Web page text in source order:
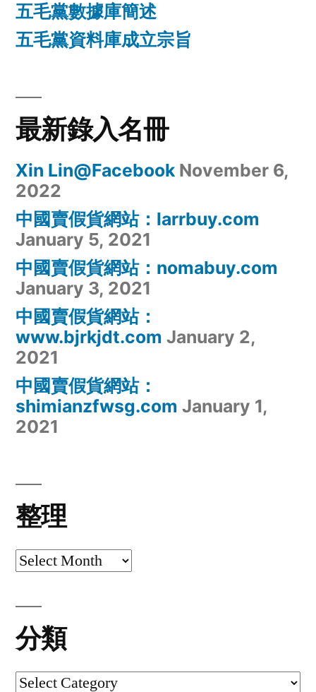
五毛黨數據庫簡述
五毛黨資料庫成立宗旨
最新錄入名冊
Xin Lin@Facebook November 6,
2022
中國賣假貨網站：larrbuy.com
January 5, 2021
中國賣假貨網站：nomabuy.com
January 3, 2021
中國賣假貨網站：
www.bjrkjdt.com January 2,
2021
中國賣假貨網站：
shimianzfwsg.com January 1,
2021
整理
整
分類
分